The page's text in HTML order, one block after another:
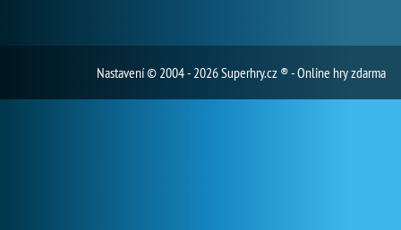
Nastavení© 2004 - 2026 Superhry.cz ® - Online hry zdarma